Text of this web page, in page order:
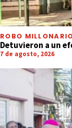
ROBO
Detuvieron a un
7 de agosto, 2026